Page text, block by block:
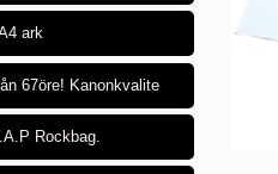
ark
67öre! Kanonkvalite
Rockbag.